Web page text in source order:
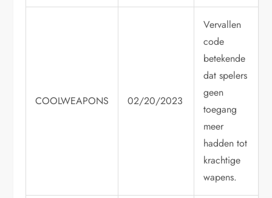
COOLWEAPONS 02/20/2023
Vervallen
code
betekende
dat spelers
geen
toegang
meer
hadden tot
krachtige
wapens.